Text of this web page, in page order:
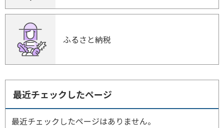
ふるさと納税
最近チェックしたページ
最近チェックしたページはありません。